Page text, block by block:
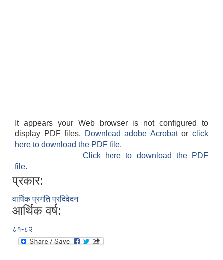
It appears your Web browser is not configured to
display PDF files.
Download adobe Acrobatorclick
here to download the PDF file.
Click here to download the PDF
file.
प्रकार:
वार्षिक प्रगति प्रदिवेदन
आर्थिक वर्ष:
८१-८२